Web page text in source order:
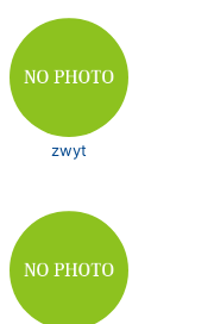
zwyt